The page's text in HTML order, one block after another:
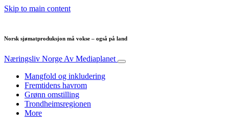
Skip to main content
Norsk sjømatproduksjon må vokse – også på land
Næringsliv Norge Av Mediaplanet
Mangfold og inkludering
Fremtidens havrom
Grønn omstilling
Trondheimsregionen
More